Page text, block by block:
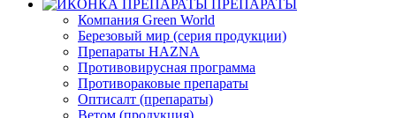
ПРЕПАРАТЫ
Компания Green World
Березовый мир (серия продукции)
Препараты HAZNA
Противовирусная программа
Противораковые препараты
Оптисалт (препараты)
Ветом (продукция)